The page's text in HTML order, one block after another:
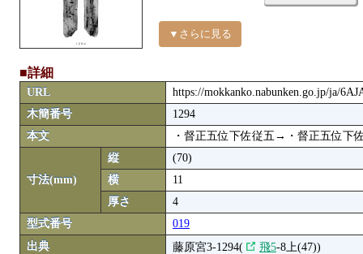
▼さらに見る
■詳細
URL
https://mokkanko.nabunken.go.jp/ja/
木簡番号
1294
本文
・督正五位下佐従五→・督正五位下
寸法(mm)
縦
(70)
横
11
厚さ
4
型式番号
019
出典
藤原宮3-1294( 飛5-8上(47))